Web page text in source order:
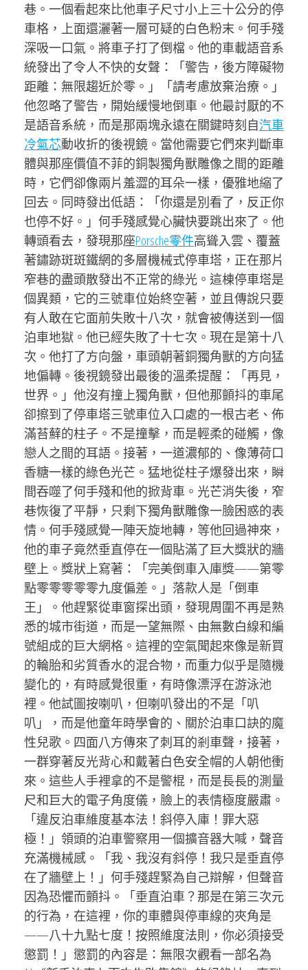
巷。一個看起來比他車子尺寸小上三十公分的停
車格，上面還灑著一層可疑的白色粉末。何手殘
深吸一口氣。將車子打了倒檔。他的車載語音系
統發出了令人不快的女聲：「警告，後方障礙物
距離：無限趨近於零。」「請考慮放棄治療。」
他忽略了警告，開始緩慢地倒車。他最討厭的不
是語音系統，而是那兩塊永遠在關鍵時刻自汽車
冷氣芯動收折的後視鏡。當他需要它們來判斷車
體與那座價值不菲的銅製獨角獸雕像之間的距離
時，它們卻像兩片羞澀的耳朵一樣，優雅地縮了
回去。同時發出低語：「你還是別看了，反正你
也停不好。」何手殘感覺心臟快要跳出來了。他
轉頭看去，發現那座Porsche零件高聳入雲、覆蓋
著鏽跡斑斑鐵網的多層機械式停車塔，正在那片
窄巷的盡頭散發出不正常的綠光。這棟停車塔是
個異類，它的三號車位始終空著，並且傳說只要
有人敢在它面前失敗十八次，就會被傳送到一個
泊車地獄。他已經失敗了十七次。現在是第十八
次。他打了方向盤，車頭朝著銅獨角獸的方向猛
地偏轉。後視鏡發出最後的溫柔提醒：「再見，
世界。」他沒有撞上獨角獸，但他那顫抖的車尾
卻擦到了停車塔三號車位入口處的一根古老、佈
滿苔蘚的柱子。不是撞擊，而是輕柔的碰觸，像
戀人之間的耳語。接著，一道濃郁的、像薄荷口
香糖一樣的綠色光芒。猛地從柱子爆發出來，瞬
間吞噬了何手殘和他的掀背車。光芒消失後，窄
巷恢復了平靜，只剩下獨角獸雕像一臉困惑的表
情。何手殘感覺一陣天旋地轉，等他回過神來，
他的車子竟然垂直停在一個貼滿了巨大獎狀的牆
壁上。獎狀上寫著：「完美倒車入庫獎——第零
點零零零零零九度偏差。」落款人是「倒車
王」。他趕緊從車窗探出頭，發現周圍不再是熟
悉的城市街道，而是一望無際、由無數白線和編
號組成的巨大網格。這裡的空氣聞起來像是新買
的輪胎和劣質香水的混合物，而重力似乎是隨機
變化的，有時感覺很重，有時像漂浮在游泳池
裡。他試圖按喇叭，但喇叭發出的不是「叭
叭」，而是他童年時學會的、關於泊車口訣的魔
性兒歌。四面八方傳來了刺耳的剎車聲，接著，
一群穿著反光背心和戴著白色安全帽的人朝他衝
來。這些人手裡拿的不是警棍，而是長長的測量
尺和巨大的電子角度儀，臉上的表情極度嚴肅。
「違反泊車維度基本法！斜停入庫！罪大惡
極！」領頭的泊車警察用一個擴音器大喊，聲音
充滿機械感。「我、我沒有斜停！我只是垂直停
在了牆壁上！」何手殘趕緊為自己辯解，但聲音
因為恐懼而顫抖。「垂直泊車？那是在第三次元
的行為，在這裡，你的車體與停車線的夾角是
——八十九點七度！按照維度法則，你必須接受
懲罰！」懲罰的內容是：無限次觀看一部名為